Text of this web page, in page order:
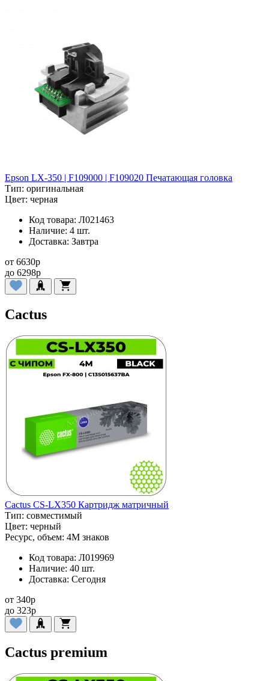
Epson LX-350 | F109000 | F109020 Печатающая головка
Тип: оригинальная
Цвет: черная
Код товара: Л021463
Наличие: 4 шт.
Доставка: Завтра
от 6630p
до 6298p
Cactus
Cactus CS-LX350 Картридж матричный
Тип: совместимый
Цвет: черный
Ресурс, объем: 4M знаков
Код товара: Л019969
Наличие: 40 шт.
Доставка: Сегодня
от 340p
до 323p
Cactus premium